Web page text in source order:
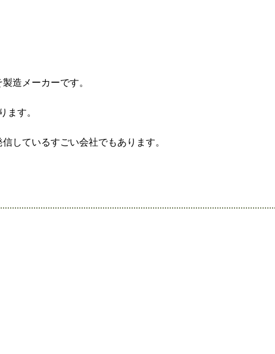
造メーカーです。
ます。
しているすごい会社でもあります。